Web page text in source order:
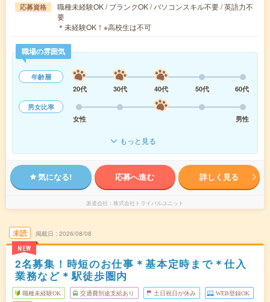
応募資格
職種未経験OK / ブランクOK / パソコンスキル不要 / 英語力不
要
＊未経験OK！※高校生は不可
職場の雰囲気
年齢層
20代
30代 40代 50代
60代
男女比率
女性
男性
もっと見る
気になる! 応募へ進む 詳しく見る
派遣会社 株式会社トライバルユニット
未読
NEW
掲載日 2026/08/08
2名募集！時短のお仕事＊基本定時まで＊仕入
業務など＊駅徒歩圏内
職種未経験OK 交通費別途支給あり 土日祝日が休み WEB登録OK